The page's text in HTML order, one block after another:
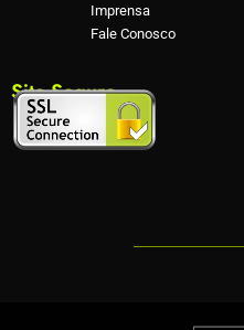
Imprensa
Fale Conosco
Site Seguro